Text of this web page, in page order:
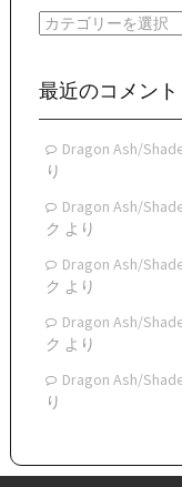
イ
ブ
カ
リ
最近のコメント
Dragon Ash/
り
Dragon Ash/
ク より
Dragon Ash/
ク より
Dragon Ash/
ク より
Dragon Ash/
り